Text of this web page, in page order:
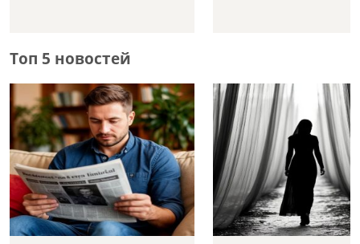
Топ 5 новостей